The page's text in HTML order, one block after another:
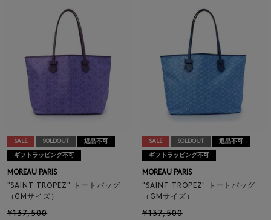
SALE SOLDOUT 返品不可
ギフトラッピング不可
MOREAU PARIS
"SAINT TROPEZ" トートバッグ
（GMサイズ）
¥137,500
SALE SOLDOUT 返品不可
ギフトラッピング不可
MOREAU PARIS
"SAINT TROPEZ" トートバッグ
（GMサイズ）
¥137,500